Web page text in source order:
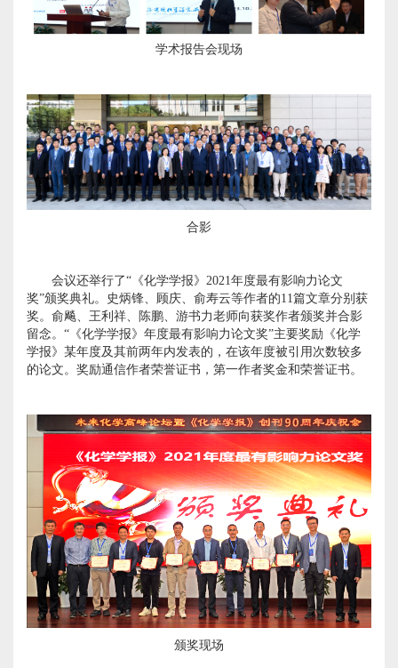
学术报告会现场
合影
会议还举行了“《化学学报》 2021年度最有影响力论文
奖”颁奖典礼。史炳锋、顾庆、俞寿云等作者的11篇文章分别获
奖。俞飚、王利祥、陈鹏、游书力老师向获奖作者颁奖并合影
留念。 “ 《化学学报》年度最有影响力论文奖”主要奖励《化学
学报》某年度及其前两年内发表的，在该年度被引用次数较多
的论文。奖励通信作者荣誉证书，第一作者奖金和荣誉证书。
颁奖现场